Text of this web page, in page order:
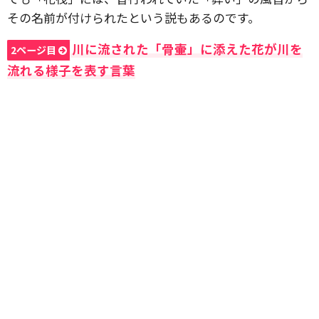
その名前が付けられたという説もあるのです。
2ページ目
川に流された「骨壷」に添えた花が川を
流れる様子を表す言葉